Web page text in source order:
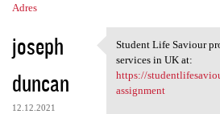
Adres
joseph
duncan
12.12.2021
Student Life
Student Life Saviour
services in UK at:
https://
assignment